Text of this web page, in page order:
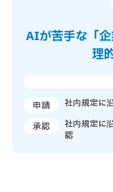
AIが苦手な「
理
申請
社内規定に
承認
社内規定に
認